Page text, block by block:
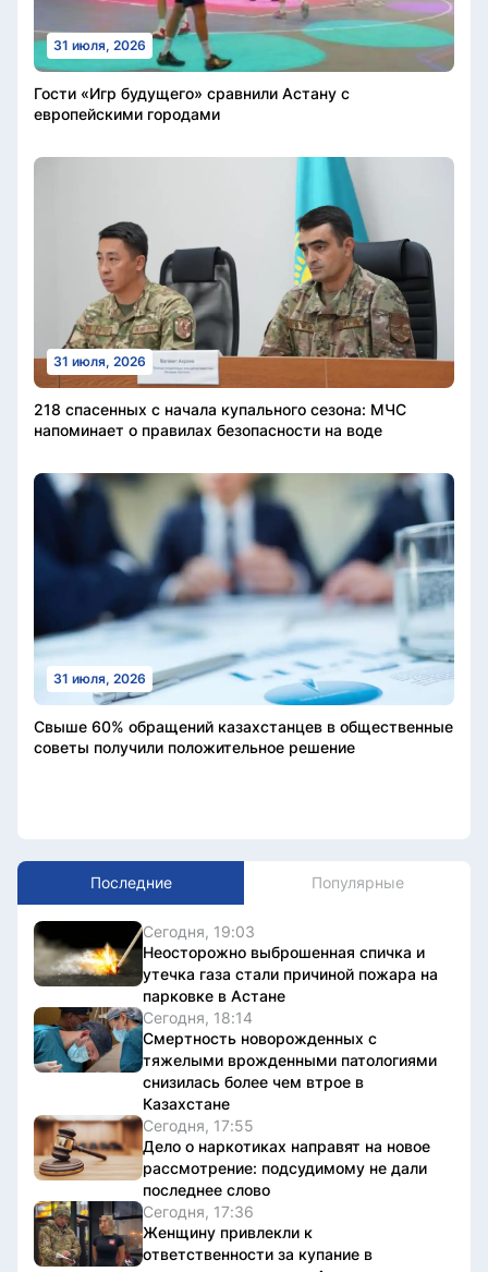
31 июля, 2026
Гости «Игр будущего» сравнили Астану с
европейскими городами
31 июля, 2026
218 спасенных с начала купального сезона: МЧС
напоминает о правилах безопасности на воде
31 июля, 2026
Свыше 60% обращений казахстанцев в общественные
советы получили положительное решение
Последние Популярные
Сегодня, 19:03
Неосторожно выброшенная спичка и
утечка газа стали причиной пожара на
парковке в Астане
Сегодня, 18:14
Смертность новорожденных с
тяжелыми врожденными патологиями
снизилась более чем втрое в
Казахстане
Сегодня, 17:55
Дело о наркотиках направят на новое
рассмотрение: подсудимому не дали
последнее слово
Сегодня, 17:36
Женщину привлекли к
ответственности за купание в